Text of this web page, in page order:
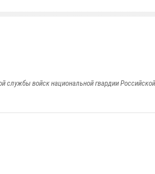
службы войск национальной гвардии